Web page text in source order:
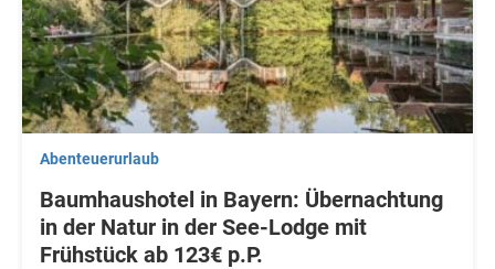
Abenteuerurlaub
Baumhaushotel in Bayern: Übernachtung
in der Natur in der See-Lodge mit
Frühstück ab 123€ p.P.